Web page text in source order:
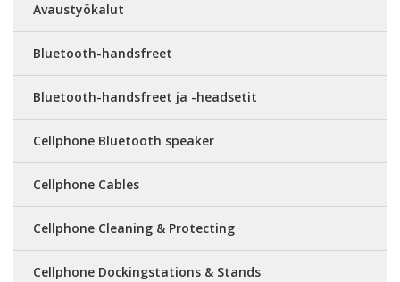
Avaustyökalut
Bluetooth-handsfreet
Bluetooth-handsfreet ja -headsetit
Cellphone Bluetooth speaker
Cellphone Cables
Cellphone Cleaning & Protecting
Cellphone Dockingstations & Stands